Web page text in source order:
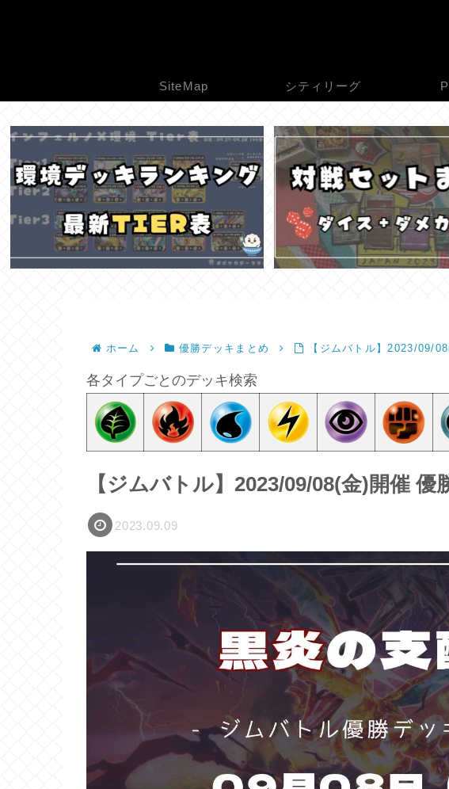
SiteMap シティリーグ
ホーム 優勝デッキまとめ 【ジムバトル】2023/09/
各タイプごとのデッキ検索
【ジムバトル】2023/09/08(金)開催
2023.09.09